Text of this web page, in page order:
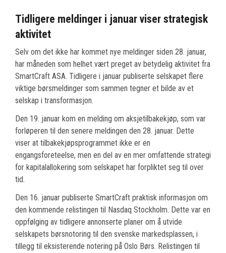
Tidligere meldinger i januar viser strategisk
aktivitet
Selv om det ikke har kommet nye meldinger siden 28. januar,
har måneden som helhet vært preget av betydelig aktivitet fra
SmartCraft ASA. Tidligere i januar publiserte selskapet flere
viktige børsmeldinger som sammen tegner et bilde av et
selskap i transformasjon.
Den 19. januar kom en melding om aksjetilbakekjøp, som var
forløperen til den senere meldingen den 28. januar. Dette
viser at tilbakekjøpsprogrammet ikke er en
engangsforeteelse, men en del av en mer omfattende strategi
for kapitalallokering som selskapet har forpliktet seg til over
tid.
Den 16. januar publiserte SmartCraft praktisk informasjon om
den kommende relistingen til Nasdaq Stockholm. Dette var en
oppfølging av tidligere annonserte planer om å utvide
selskapets børsnotoring til den svenske markedsplassen, i
tillegg til eksisterende notering på Oslo Børs. Relistingen til